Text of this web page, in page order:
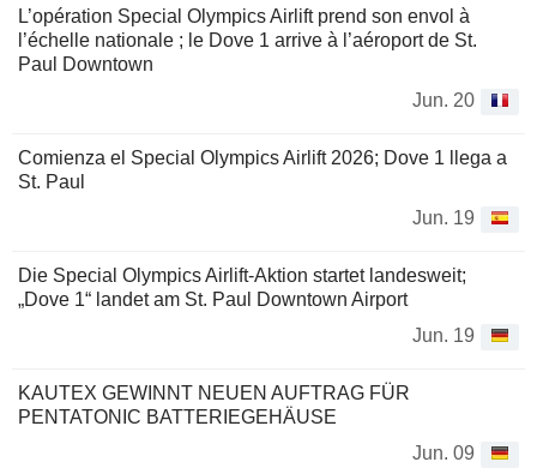
L’opération Special Olympics Airlift prend son envol à
l’échelle nationale ; le Dove 1 arrive à l’aéroport de St.
Paul Downtown
Jun. 20
Comienza el Special Olympics Airlift 2026; Dove 1 llega a
St. Paul
Jun. 19
Die Special Olympics Airlift-Aktion startet landesweit;
„Dove 1“ landet am St. Paul Downtown Airport
Jun. 19
KAUTEX GEWINNT NEUEN AUFTRAG FÜR
PENTATONIC BATTERIEGEHÄUSE
Jun. 09